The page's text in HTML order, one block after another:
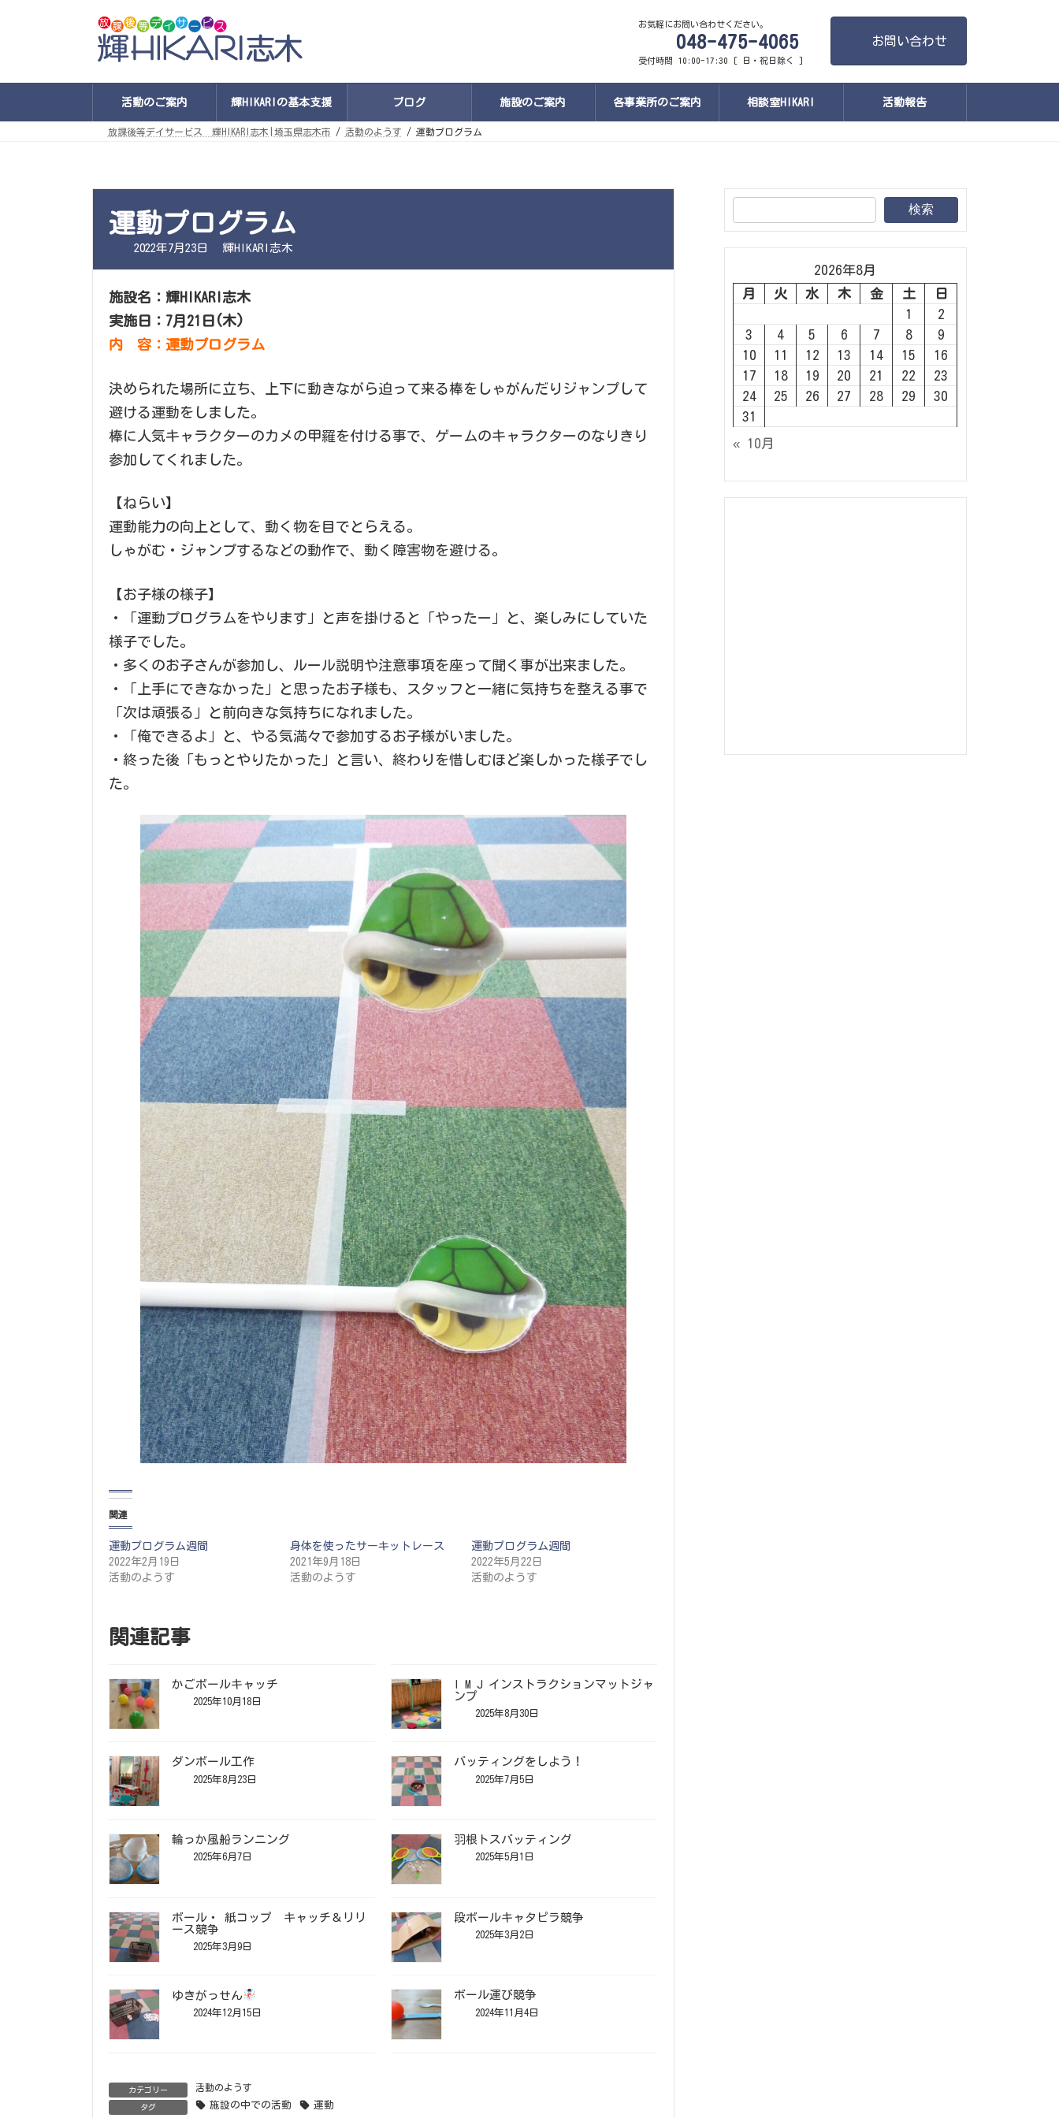
ス
ン
お気軽にお問い合わせください。
048-475-4065
受付時間 10:00-17:30 [ 日・祝日除く ]
お問い合わせ
活動のご案内 輝HIKARIの基本支援 ブログ 施設のご案内 各事業所のご案内 相談室HIKARI 活動報告
放課後等デイサービス 輝HIKARI志木|埼玉県志木市 活動のようす 運動プログラム
運動プログラム
最
更
日
時
:
2022年7月23日 輝HIKARI志木
施設名：輝HIKARI志木
実施日：7月21日(木)
内 容：運動プログラム
決められた場所に立ち、上下に動きながら迫って来る棒をしゃがんだりジャンプして
避ける運動をしました。
棒に人気キャラクターのカメの甲羅を付ける事で、ゲームのキャラクターのなりきり
参加してくれました。
【ねらい】
運動能力の向上として、動く物を目でとらえる。
しゃがむ・ジャンプするなどの動作で、動く障害物を避ける。
【お子様の様子】
・「運動プログラムをやります」と声を掛けると「やったー」と、楽しみにしていた
様子でした。
・多くのお子さんが参加し、ルール説明や注意事項を座って聞く事が出来ました。
・「上手にできなかった」と思ったお子様も、スタッフと一緒に気持ちを整える事で
「次は頑張る」と前向きな気持ちになれました。
・「俺できるよ」と、やる気満々で参加するお子様がいました。
・終った後「もっとやりたかった」と言い、終わりを惜しむほど楽しかった様子でし
た。
関連
運動プログラム週間
2022年2月19日
活動のようす
身体を使ったサーキットレース
2021年9月18日
活動のようす
運動プログラム週間
2022年5月22日
活動のようす
関連記事
かごボールキャッチ
2025年10月18日
I M J インストラクションマットジャ
ンプ
2025年8月30日
ダンボール工作
2025年8月23日
バッティングをしよう！
2025年7月5日
輪っか風船ランニング
2025年6月7日
羽根トスバッティング
2025年5月1日
ボール・ 紙コップ キャッチ＆リリ
ース競争
2025年3月9日
段ボールキャタピラ競争
2025年3月2日
ゆきがっせん
2024年12月15日
ボール運び競争
2024年11月4日
カテゴリー 活動のようす
タグ 施設の中での活動 運動
検索
2026年8月
月
火 水 木 金 土
日
1
2
3
4 5 6 7 8
9
10
11 12 13 14 15
16
17
18 19 20 21 22
23
24
25 26 27 28 29
30
31
« 10月